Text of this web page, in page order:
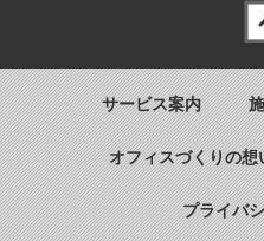
サービス案内
オフィスづくりの想
プライバ